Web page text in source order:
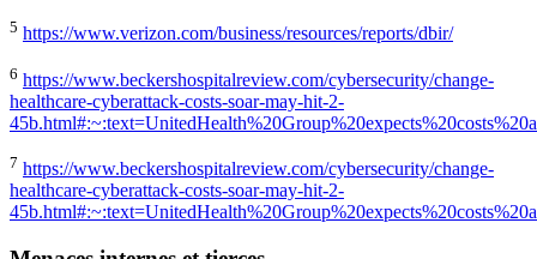
5 https://www.verizon.com/business/resources/reports/dbir/
6 https://www.beckershospitalreview.com/cybersecurity/change-
healthcare-cyberattack-costs-soar-may-hit-2-
7 https://www.beckershospitalreview.com/cybersecurity/change-
healthcare-cyberattack-costs-soar-may-hit-2-